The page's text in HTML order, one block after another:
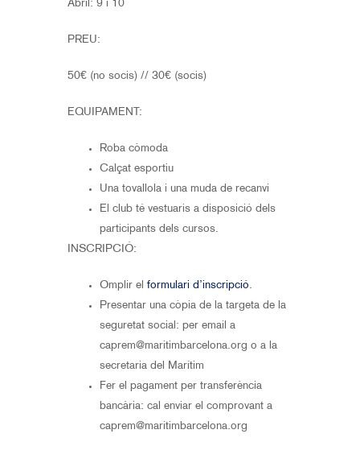
Abril: 9 i 10
PREU:
50€ (no socis) // 30€ (socis)
EQUIPAMENT:
Roba còmoda
Calçat esportiu
Una tovallola i una muda de recanvi
El club té vestuaris a disposició dels
participants dels cursos.
INSCRIPCIÓ:
Omplir el formulari d’inscripció.
Presentar una còpia de la targeta de la
seguretat social: per email a
caprem@maritimbarcelona.org o a la
secretaria del Marítim
Fer el pagament per transferència
bancària: cal enviar el comprovant a
caprem@maritimbarcelona.org